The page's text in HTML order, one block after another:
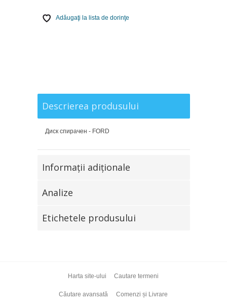
Adăugaţi la lista de dorinţe
Descrierea produsului
Диск спирачен - FORD
Informaţii adiţionale
Analize
Etichetele produsului
Harta site-ului Cautare termeni
Căutare avansată Comenzi și Livrare